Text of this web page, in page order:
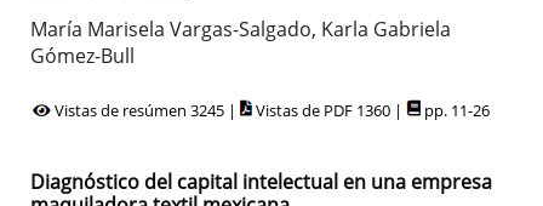
María Marisela Vargas-Salgado, Karla Gabriela
Gómez-Bull
Vistas de resúmen 3245 | Vistas de PDF 1360 | pp. 11-26
Diagnóstico del capital intelectual en una empresa